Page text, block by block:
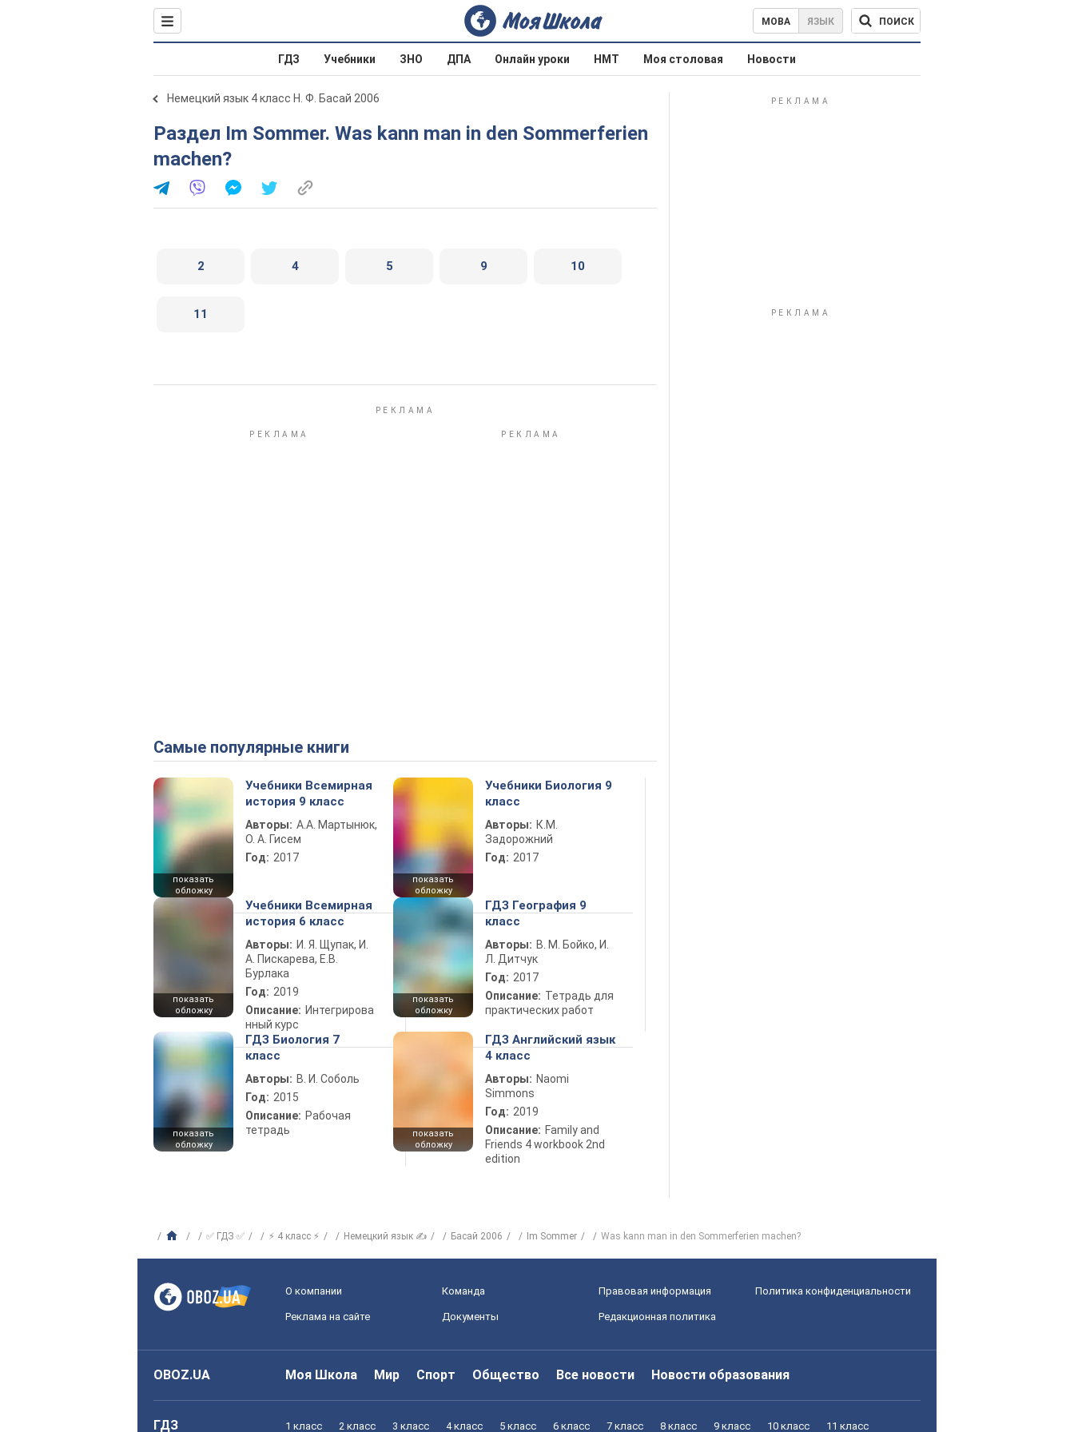
МОВА ЯЗЫК ПОИСК
ГДЗ Учебники ЗНО ДПА Онлайн уроки НМТ Моя столовая Новости
Немецкий язык 4 класс Н. Ф. Басай 2006
Раздел Im Sommer. Was kann man in den Sommerferien
machen?
2 4 5 9 10
11
Самые популярные книги
показать
обложку
Учебники Всемирная
история 9 класс
Авторы: А.А. Мартынюк,
О. А. Гисем
Год: 2017
показать
обложку
Учебники Биология 9
класс
Авторы: К.М.
Задорожний
Год: 2017
показать
обложку
Учебники Всемирная
история 6 класс
Авторы: И. Я. Щупак, И.
А. Пискарева, Е.В.
Бурлака
Год: 2019
Описание: Интегрирова
нный курс
показать
обложку
ГДЗ География 9
класс
Авторы: В. М. Бойко, И.
Л. Дитчук
Год: 2017
Описание: Тетрадь для
практических работ
показать
обложку
ГДЗ Биология 7
класс
Авторы: В. И. Соболь
Год: 2015
Описание: Рабочая
тетрадь
показать
обложку
ГДЗ Английский язык
4 класс
Авторы: Naomi
Simmons
Год: 2019
Описание: Family and
Friends 4 workbook 2nd
edition
✅ ГДЗ ✅ ⚡ 4 класс ⚡ Немецкий язык ✍ Басай 2006 Im Sommer Was kann man in den Sommerferien machen?
О компании Команда Правовая информация Политика конфиденциальности
Реклама на сайте Документы Редакционная политика
OBOZ.UA Моя Школа Мир Спорт Общество Все новости Новости образования
ГДЗ 1 класс 2 класс 3 класс 4 класс 5 класс 6 класс 7 класс 8 класс 9 класс 10 класс 11 класс